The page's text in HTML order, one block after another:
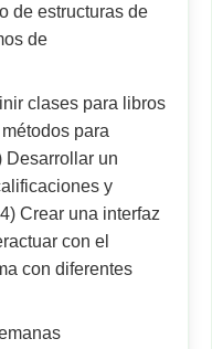
de estructuras de
de
clases para libros
para
Desarrollar un
y
Crear una interfaz
con el
con diferentes